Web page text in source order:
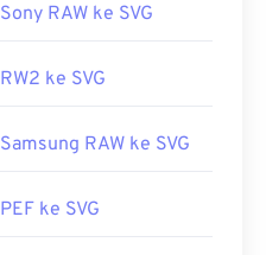
Sony RAW ke SVG
RW2 ke SVG
Samsung RAW ke SVG
PEF ke SVG